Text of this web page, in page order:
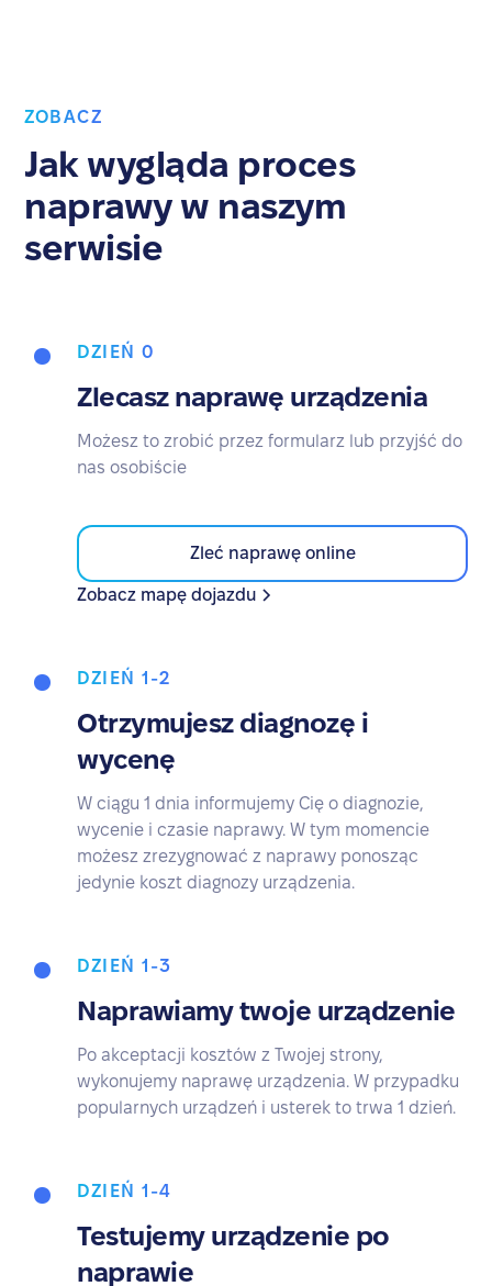
ZOBACZ
Jak wygląda proces
naprawy w naszym
serwisie
DZIEŃ 0
Zlecasz naprawę urządzenia
Możesz to zrobić przez formularz lub przyjść do
nas osobiście
Zleć naprawę online
Zobacz mapę dojazdu
DZIEŃ 1-2
Otrzymujesz diagnozę i
wycenę
W ciągu 1 dnia informujemy Cię o diagnozie,
wycenie i czasie naprawy. W tym momencie
możesz zrezygnować z naprawy ponosząc
jedynie koszt diagnozy urządzenia.
DZIEŃ 1-3
Naprawiamy twoje urządzenie
Po akceptacji kosztów z Twojej strony,
wykonujemy naprawę urządzenia. W przypadku
popularnych urządzeń i usterek to trwa 1 dzień.
DZIEŃ 1-4
Testujemy urządzenie po
naprawie